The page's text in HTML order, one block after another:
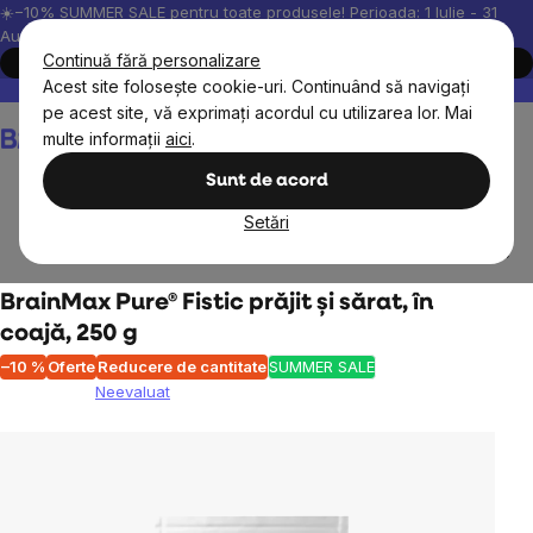
Continuă fără personalizare
Acest site folosește cookie-uri. Continuând să navigați
pe acest site, vă exprimați acordul cu utilizarea lor. Mai
multe informații aici.
Sunt de acord
Setări
Treci
la
conținut
☀️−10% SUMMER SALE pentru toate produsele! Perioada: 1 Iulie - 31
August, 2026.
Cumpără acum
Peste 200.000 de recenzii verificate
Produsele noastre sunt
Coş
de
Nuci și semințe
BrainMax Pure® Fistic prăjit și sărat, în
coajă, 250 g
–10 % OferteReducere de cantitateSUMMER SALE
Neevaluat